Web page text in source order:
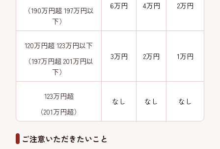
（190万円超 197万円以
下）
6万円 4万円 2万円
120万円超 123万円以下
（197万円超 201万円以
下）
3万円 2万円 1万円
123万円超
（201万円超）
なし なし なし
ご注意いただきたいこと